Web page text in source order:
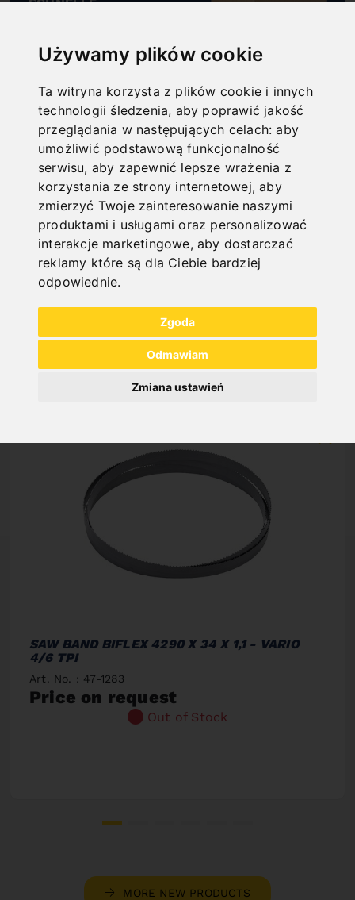
Używamy plików cookie
Ta witryna korzysta z plików cookie i innych
technologii śledzenia, aby poprawić jakość
przeglądania w następujących celach:aby
umożliwić podstawową funkcjonalność
serwisu, aby zapewnić lepsze wrażenia z
korzystania ze strony internetowej,aby
zmierzyć Twoje zainteresowanie naszymi
produktami i usługami oraz personalizować
interakcje marketingowe,aby dostarczać
reklamy które są dla Ciebie bardziej
odpowiednie.
Zgoda
Odmawiam
Zmiana ustawień
SCHNELLE
ONLINE
KATALOGE
NEW PRODUCTS
SAW BAND BIFLEX 4290 X 34 X 1,1 - VARIO
4/6 TPI
Art. No. : 47-1283
Price on request
Out of Stock
MORE NEW PRODUCTS